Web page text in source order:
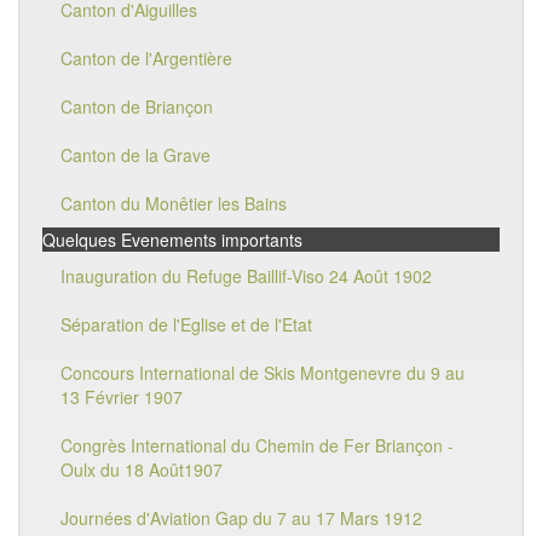
Canton d'Aiguilles
Canton de l'Argentière
Canton de Briançon
Canton de la Grave
Canton du Monêtier les Bains
Quelques Evenements importants
Inauguration du Refuge Baillif-Viso 24 Août 1902
Séparation de l'Eglise et de l'Etat
Concours International de Skis Montgenevre du 9 au
13 Février 1907
Congrès International du Chemin de Fer Briançon -
Oulx du 18 Août1907
Journées d'Aviation Gap du 7 au 17 Mars 1912